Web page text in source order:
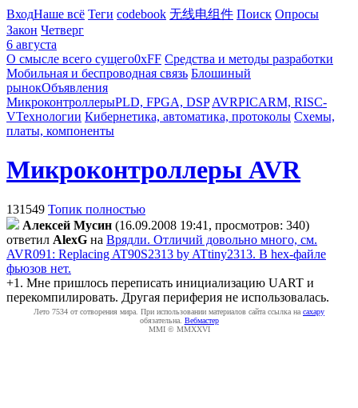
ВходНаше всё Теги codebook 无线电组件 Поиск Опросы
Закон Четверг
6 августа
О смысле всего сущего0xFF Средства и методы разработки
Мобильная и беспроводная связь Блошиный
рынокОбъявления
МикроконтроллерыPLD, FPGA, DSP AVRPICARM, RISC-
VТехнологии Кибернетика, автоматика, протоколы Схемы,
платы, компоненты
Микроконтроллеры AVR
131549 Топик полностью
Алексей Мусин (16.09.2008 19:41, просмотров: 340)
ответил AlexG на Врядли. Отличий довольно много, см.
AVR091: Replacing AT90S2313 by ATtiny2313. В hex-файле
фьюзов нет.
+1. Мне пришлось переписать инициализацию UART и
перекомпилировать. Другая периферия не использовалась.
Лето 7534 от сотворения мира. При использовании материалов сайта ссылка на caxapу
обязательна. Вебмастер
MMI © MMXXVI